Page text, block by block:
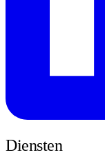
Diensten